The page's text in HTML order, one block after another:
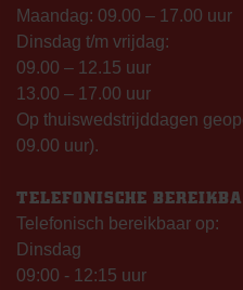
Maandag: 09.00 – 17.00 uur
Dinsdag t/m vrijdag:
09.00 – 12.15 uur
13.00 – 17.00 uur
Op thuiswedstrijddagen
09.00 uur).
TELEFONISCHE
Telefonisch bereikbaar op:
Dinsdag
09:00 - 12:15 uur